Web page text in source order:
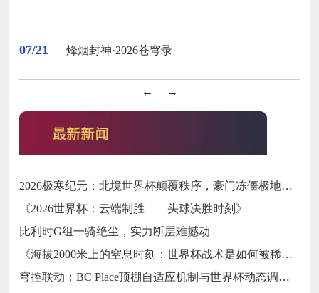
07/21 烽烟封神·2026苍穹录
← →
2026极寒纪元：北境世界杯颠覆秩序，豪门冻僵极地之巅
《2026世界杯：云端制胜——头球决胜时刻》
比利时G组一骑绝尘，实力断层难撼动
《海拔2000米上的窒息时刻：世界杯战术是如何被稀薄空气撕碎的》
穹控联动：BC Place顶棚自适应机制与世界杯动态调度效能评估